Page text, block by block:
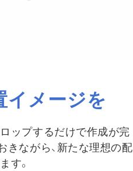
イメージを
ップするだけで作成が完
きながら、新たな理想の配
す。